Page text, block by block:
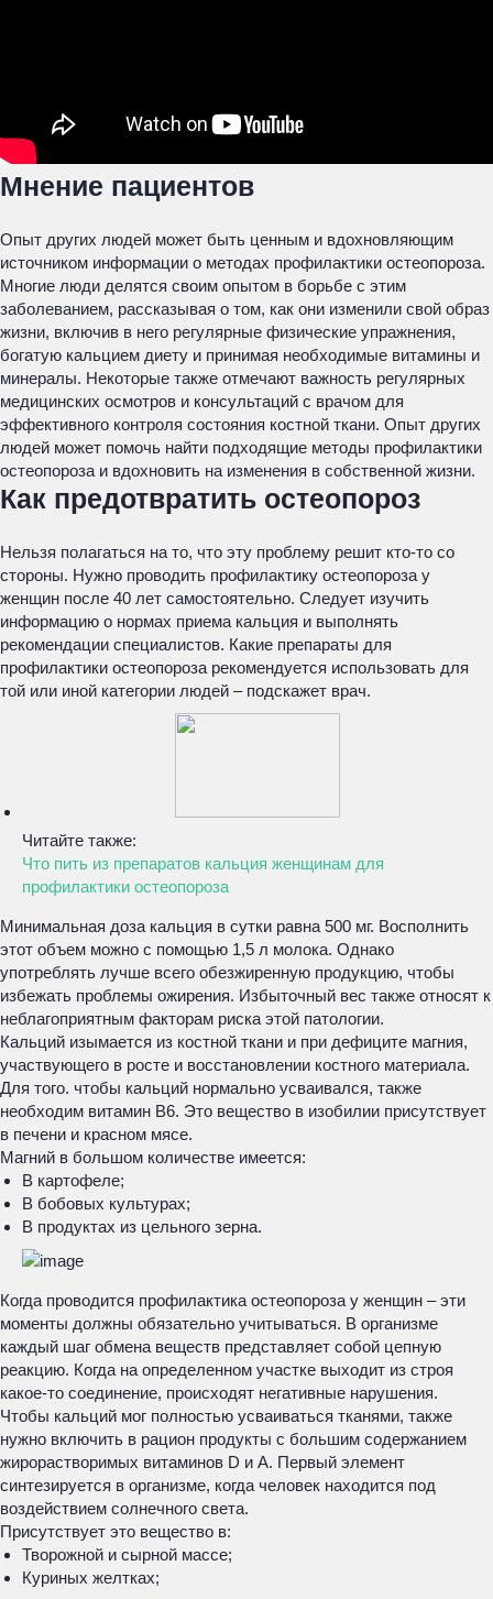
Мнение пациентов
Опыт других людей может быть ценным и вдохновляющим
источником информации о методах профилактики остеопороза.
Многие люди делятся своим опытом в борьбе с этим
заболеванием, рассказывая о том, как они изменили свой образ
жизни, включив в него регулярные физические упражнения,
богатую кальцием диету и принимая необходимые витамины и
минералы. Некоторые также отмечают важность регулярных
медицинских осмотров и консультаций с врачом для
эффективного контроля состояния костной ткани. Опыт других
людей может помочь найти подходящие методы профилактики
остеопороза и вдохновить на изменения в собственной жизни.
Как предотвратить остеопороз
Нельзя полагаться на то, что эту проблему решит кто-то со
стороны. Нужно проводить профилактику остеопороза у
женщин после 40 лет самостоятельно. Следует изучить
информацию о нормах приема кальция и выполнять
рекомендации специалистов. Какие препараты для
профилактики остеопороза рекомендуется использовать для
той или иной категории людей – подскажет врач.
Читайте также:
Что пить из препаратов кальция женщинам для
профилактики остеопороза
Минимальная доза кальция в сутки равна 500 мг. Восполнить
этот объем можно с помощью 1,5 л молока. Однако
употреблять лучше всего обезжиренную продукцию, чтобы
избежать проблемы ожирения. Избыточный вес также относят к
неблагоприятным факторам риска этой патологии.
Кальций изымается из костной ткани и при дефиците магния,
участвующего в росте и восстановлении костного материала.
Для того. чтобы кальций нормально усваивался, также
необходим витамин В6. Это вещество в изобилии присутствует
в печени и красном мясе.
Магний в большом количестве имеется:
В картофеле;
В бобовых культурах;
В продуктах из цельного зерна.
Когда проводится профилактика остеопороза у женщин – эти
моменты должны обязательно учитываться. В организме
каждый шаг обмена веществ представляет собой цепную
реакцию. Когда на определенном участке выходит из строя
какое-то соединение, происходят негативные нарушения.
Чтобы кальций мог полностью усваиваться тканями, также
нужно включить в рацион продукты с большим содержанием
жирорастворимых витаминов D и А. Первый элемент
синтезируется в организме, когда человек находится под
воздействием солнечного света.
Присутствует это вещество в:
Творожной и сырной массе;
Куриных желтках;